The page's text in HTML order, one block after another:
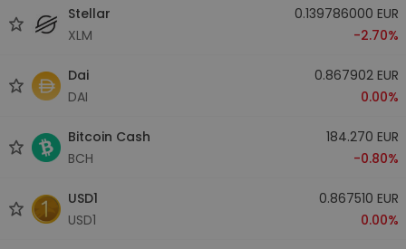
Stellar
XLM
0.139786000 EUR
-2.70%
Dai
DAI
0.867902 EUR
0.00%
Bitcoin Cash
BCH
184.270 EUR
-0.80%
USD1
USD1
0.867510 EUR
0.00%